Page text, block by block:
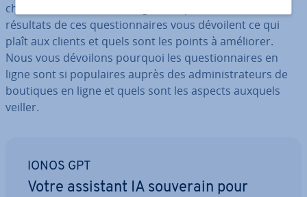
choi­sis­sant de mettre en ligne un ques­tion­naire. Les
résultats de ces ques­tion­naires vous dévoilent ce qui
plaît aux clients et quels sont les points à améliorer.
Nous vous dévoilons pourquoi les ques­tion­naires en
ligne sont si po­pu­laires auprès des ad­mi­nis­tra­teurs de
boutiques en ligne et quels sont les aspects auxquels
veiller.
IONOS GPT
Votre assistant IA souverain pour